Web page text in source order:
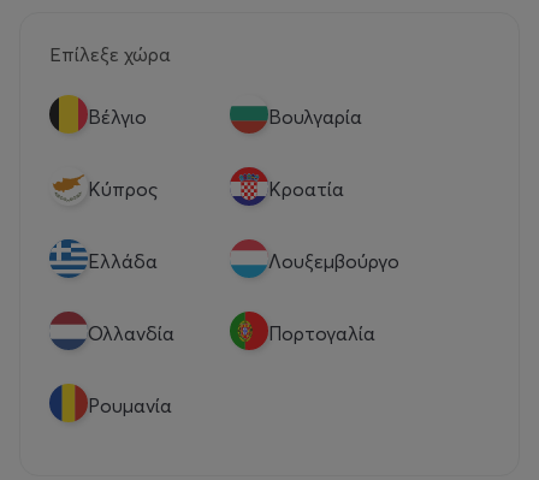
Επίλεξε χώρα
Βέλγιο Βουλγαρία
Κύπρος Κροατία
Eλλάδα Λουξεμβούργο
Ολλανδία Πορτογαλία
Ρουμανία